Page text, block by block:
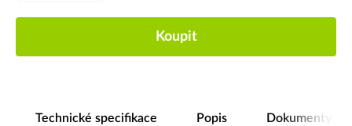
Koupit
Technické specifikace Popis Dokumenty